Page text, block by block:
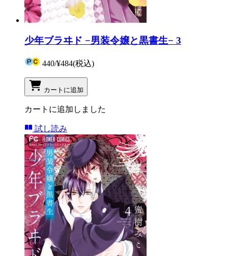
少年ブラヰド −男装令嬢と黒書生− 3
440/¥484(税込)
カートに追加
カートに追加しました
試し読み